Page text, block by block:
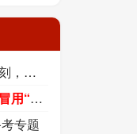
了！
的声明
专题